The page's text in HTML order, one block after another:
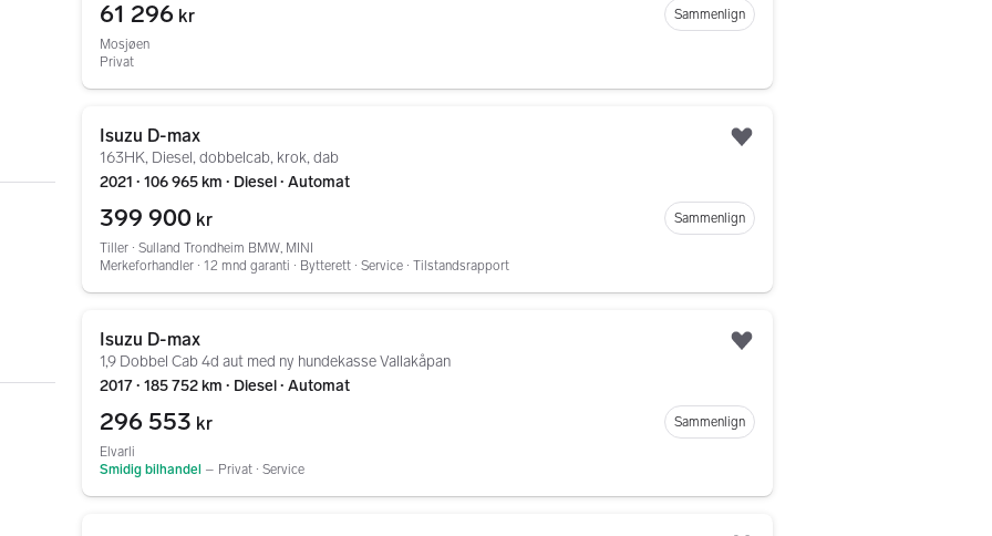
61 296 kr
Sammenlign
Mosjøen
Privat
Isuzu D-max
163HK, Diesel, dobbelcab, krok, dab
2021 ∙ 106 965 km ∙ Diesel ∙ Automat
399 900 kr
Sammenlign
Tiller ∙ Sulland Trondheim BMW, MINI
Merkeforhandler ∙ 12 mnd garanti ∙ Bytterett ∙ Service ∙ Tilstandsrapport
Isuzu D-max
1,9 Dobbel Cab 4d aut med ny hundekasse Vallakåpan
2017 ∙ 185 752 km ∙ Diesel ∙ Automat
296 553 kr
Sammenlign
Elvarli
Smidig bilhandel – Privat ∙ Service